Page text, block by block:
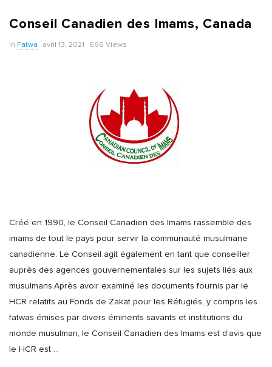
Conseil Canadien des Imams, Canada
In Fatwa avril 13, 2021 666 Views
Créé en 1990, le Conseil Canadien des Imams rassemble des
imams de tout le pays pour servir la communauté musulmane
canadienne. Le Conseil agit également en tant que conseiller
auprès des agences gouvernementales sur les sujets liés aux
musulmans.Après avoir examiné les documents fournis par le
HCR relatifs au Fonds de Zakat pour les Réfugiés, y compris les
fatwas émises par divers éminents savants et institutions du
monde musulman, le Conseil Canadien des Imams est d’avis que
le HCR est